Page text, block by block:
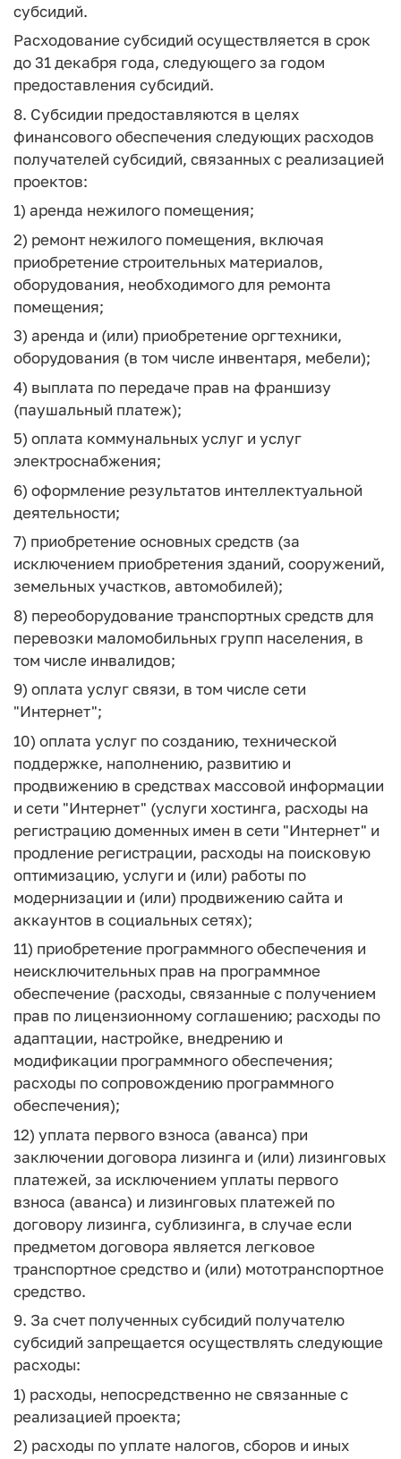
субсидий.
Расходование субсидий осуществляется в срок
до 31 декабря года, следующего за годом
предоставления субсидий.
8. Субсидии предоставляются в целях
финансового обеспечения следующих расходов
получателей субсидий, связанных с реализацией
проектов:
1) аренда нежилого помещения;
2) ремонт нежилого помещения, включая
приобретение строительных материалов,
оборудования, необходимого для ремонта
помещения;
3) аренда и (или) приобретение оргтехники,
оборудования (в том числе инвентаря, мебели);
4) выплата по передаче прав на франшизу
(паушальный платеж);
5) оплата коммунальных услуг и услуг
электроснабжения;
6) оформление результатов интеллектуальной
деятельности;
7) приобретение основных средств (за
исключением приобретения зданий, сооружений,
земельных участков, автомобилей);
8) переоборудование транспортных средств для
перевозки маломобильных групп населения, в
том числе инвалидов;
9) оплата услуг связи, в том числе сети
"Интернет";
10) оплата услуг по созданию, технической
поддержке, наполнению, развитию и
продвижению в средствах массовой информации
и сети "Интернет" (услуги хостинга, расходы на
регистрацию доменных имен в сети "Интернет" и
продление регистрации, расходы на поисковую
оптимизацию, услуги и (или) работы по
модернизации и (или) продвижению сайта и
аккаунтов в социальных сетях);
11) приобретение программного обеспечения и
неисключительных прав на программное
обеспечение (расходы, связанные с получением
прав по лицензионному соглашению; расходы по
адаптации, настройке, внедрению и
модификации программного обеспечения;
расходы по сопровождению программного
обеспечения);
12) уплата первого взноса (аванса) при
заключении договора лизинга и (или) лизинговых
платежей, за исключением уплаты первого
взноса (аванса) и лизинговых платежей по
договору лизинга, сублизинга, в случае если
предметом договора является легковое
транспортное средство и (или) мототранспортное
средство.
9. За счет полученных субсидий получателю
субсидий запрещается осуществлять следующие
расходы:
1) расходы, непосредственно не связанные с
реализацией проекта;
2) расходы по уплате налогов, сборов и иных